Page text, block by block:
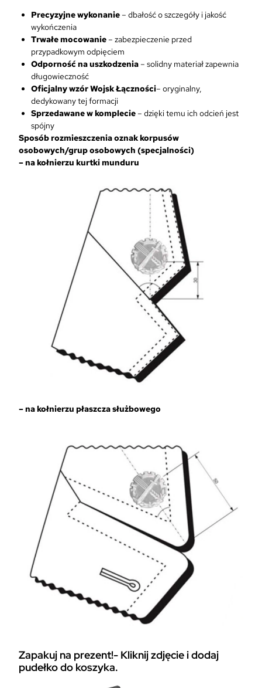
k
Precyzyjne wykonanie – dbałość o szczegóły i jakość
wykończenia
Trwałe mocowanie – zabezpieczenie przed
przypadkowym odpięciem
Odporność na uszkodzenia – solidny materiał zapewnia
długowieczność
Oficjalny wzór Wojsk Łączności– oryginalny,
dedykowany tej formacji
Sprzedawane w komplecie – dzięki temu ich odcień jest
spójny
Sposób rozmieszczenia oznak korpusów
osobowych/grup osobowych (specjalności)
– na kołnierzu kurtki munduru
– na kołnierzu płaszcza służbowego
Zapakuj na prezent!- Kliknij zdjęcie i dodaj
pudełko do koszyka.